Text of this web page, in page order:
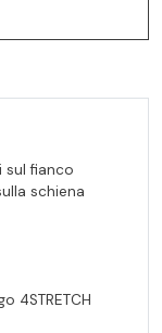
fianco
schiena
4STRETCH